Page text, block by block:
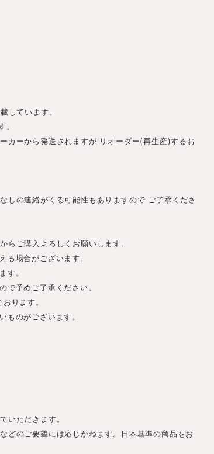
しています。
。
カーから発送されますが リオーダー(再生産)するお
しの連絡がくる可能性もありますので ご了承くださ
らご購入よろしくお願いします。
る場合がございます。
す。
で予めご了承ください。
ります。
ものがございます。
いただきます。
どのご要望には応じかねます。日本基準の商品をお